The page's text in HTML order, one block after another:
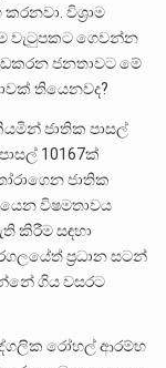
විශ්‍රාම
වැටුපකට ගෙවන්න
ජනතාවට මේ
තියෙනවද?
ජාතික පාසල්
10167ක්
ජාතික
විෂමතාවය
කිරීම සඳහා
ප්‍රධාන සටන්
ගිය වසරට
රෝහල් ආරම්භ